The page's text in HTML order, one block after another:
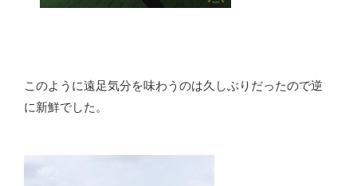
このように遠足気分を味わうのは久しぶりだったので逆
に新鮮でした。